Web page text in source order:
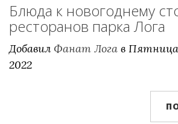
Блюда к новогоднему
ресторанов парка Лога
Добавил Фанат Лога в Пятница,
2022